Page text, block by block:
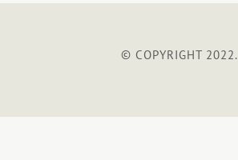
© COPYRIGHT 2022.